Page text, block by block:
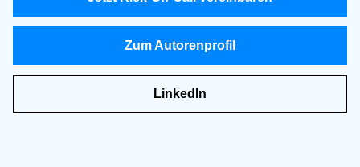
df
„Audio vs. Video: Hilft Sehen beim
Lernen? Vergleich zwischen einer
audiovisuellen und auditiven virtuellen
Vorlesung pedocs.de“
https://www.pedocs.de/volltexte/2013/7694/pdf/U
Zum Autorenprofil
LinkedIn